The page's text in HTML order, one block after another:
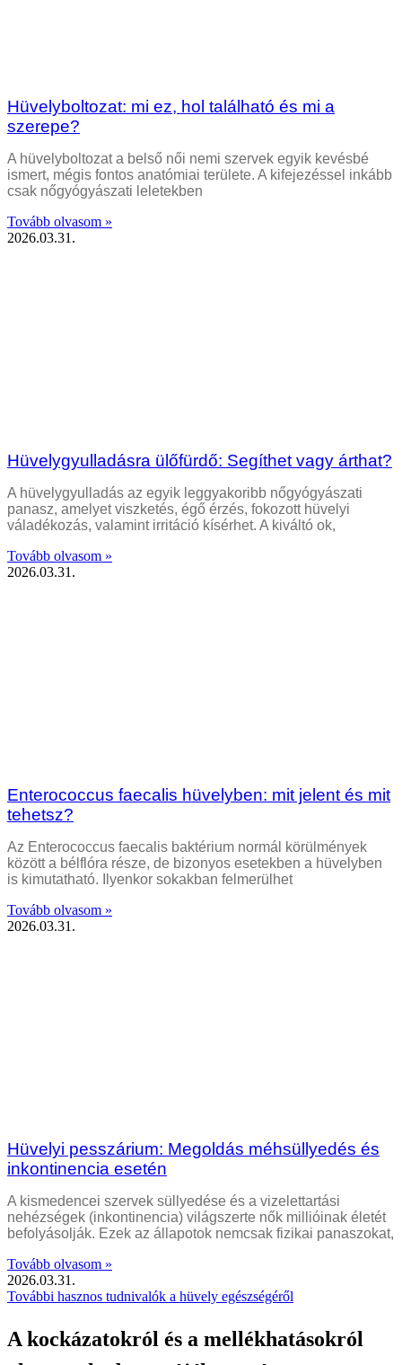
Hüvelyboltozat: mi ez, hol található és mi a
szerepe?
A hüvelyboltozat a belső női nemi szervek egyik kevésbé
ismert, mégis fontos anatómiai területe. A kifejezéssel inkább
csak nőgyógyászati leletekben
Tovább olvasom »
2026.03.31.
Hüvelygyulladásra ülőfürdő: Segíthet vagy árthat?
A hüvelygyulladás az egyik leggyakoribb nőgyógyászati
panasz, amelyet viszketés, égő érzés, fokozott hüvelyi
váladékozás, valamint irritáció kísérhet. A kiváltó ok,
Tovább olvasom »
2026.03.31.
Enterococcus faecalis hüvelyben: mit jelent és mit
tehetsz?
Az Enterococcus faecalis baktérium normál körülmények
között a bélflóra része, de bizonyos esetekben a hüvelyben
is kimutatható. Ilyenkor sokakban felmerülhet
Tovább olvasom »
2026.03.31.
Hüvelyi pesszárium: Megoldás méhsüllyedés és
inkontinencia esetén
A kismedencei szervek süllyedése és a vizelettartási
nehézségek (inkontinencia) világszerte nők millióinak életét
befolyásolják. Ezek az állapotok nemcsak fizikai panaszokat,
Tovább olvasom »
2026.03.31.
További hasznos tudnivalók a hüvely egészségéről
A kockázatokról és a mellékhatásokról